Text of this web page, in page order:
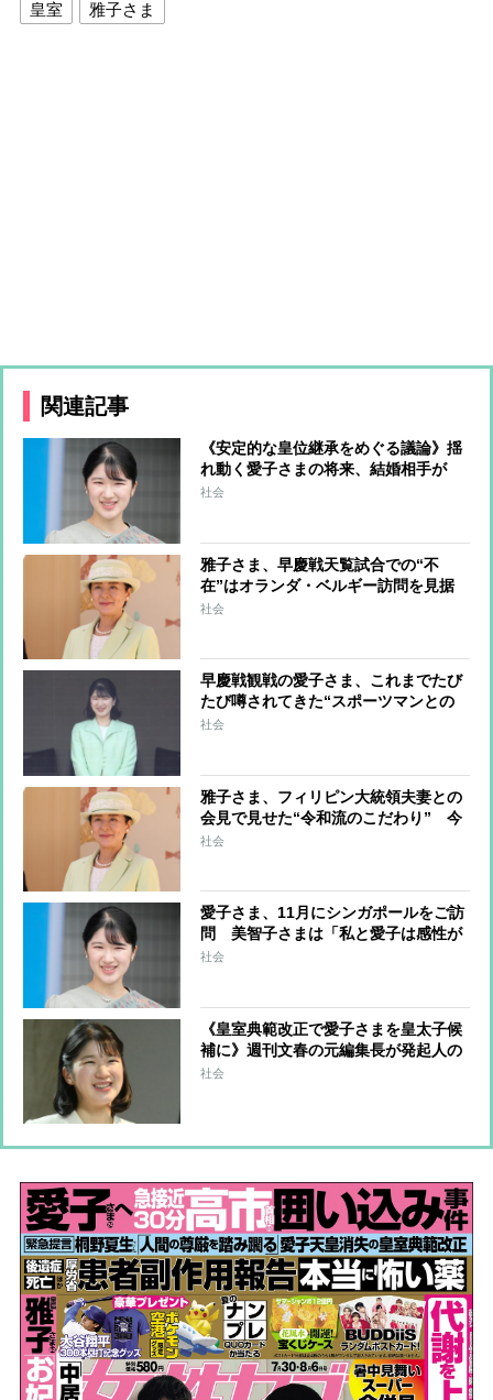
皇室 雅子さま
関連記事
《安定的な皇位継承をめぐる議論》揺
れ動く愛子さまの将来、結婚相手が
「皇族の配偶者である一般人」という
社会
雅子さま、早慶戦天覧試合での“不
在”はオランダ・ベルギー訪問を見据
えたものか 両国とも3日ずつのゆっ
社会
早慶戦観戦の愛子さま、これまでたび
たび噂されてきた“スポーツマンとの
恋” 高校時代は野球部の試合で大は
社会
雅子さま、フィリピン大統領夫妻との
会見で見せた“令和流のこだわり” 今
後の国賓接遇は「最低でも年2回以
社会
愛子さま、11月にシンガポールをご訪
問 美智子さまは「私と愛子は感性が
似ている」…皇室に受け継がれてき
社会
《皇室典範改正で愛子さまを皇太子候
補に》週刊文春の元編集長が発起人の
署名活動が話題、賛同者は1か月足ら
社会